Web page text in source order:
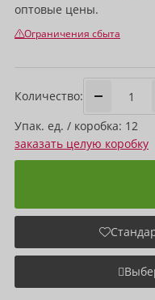
оптовые цены.
Ограничения сбыта
Количество:
Упак. ед. / коробка: 12
заказать целую коробку